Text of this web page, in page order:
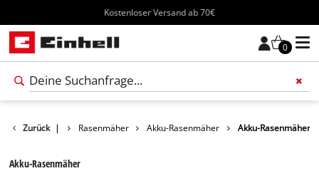
Kostenloser Versand ab 70€
0
Zurück |
Garten Rasenmäher Akku-Rasenmäher Akku-Rasenmäher
Akku-Rasenmäher